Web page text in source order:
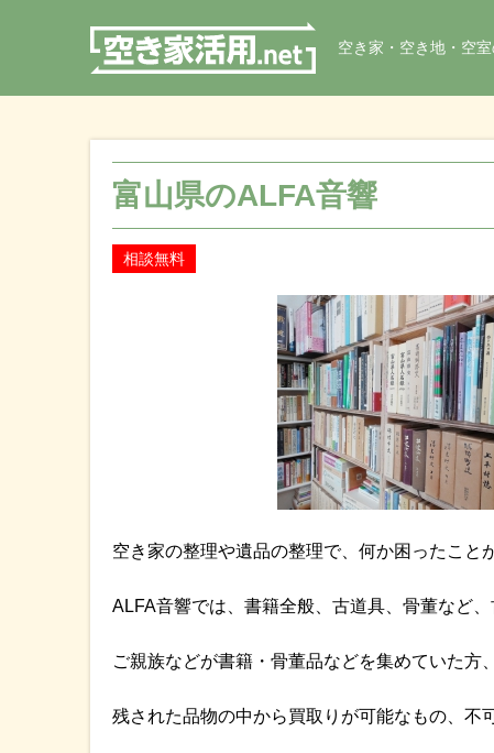
空き家・空き地・空
富山県のALFA音響
相談無料
空き家の整理や遺品の整理で、何か困ったこと
ALFA音響では、書籍全般、古道具、骨董など、
ご親族などが書籍・骨董品などを集めていた方
残された品物の中から買取りが可能なもの、不